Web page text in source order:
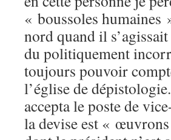
« boussoles humaines
nord quand il
du politiquement
toujours pouvoir
l’église de
accepta le poste de
la devise est «